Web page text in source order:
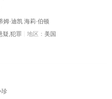
姆·迪凯 海莉·伯顿
疑,犯罪 地区： 美国
珍